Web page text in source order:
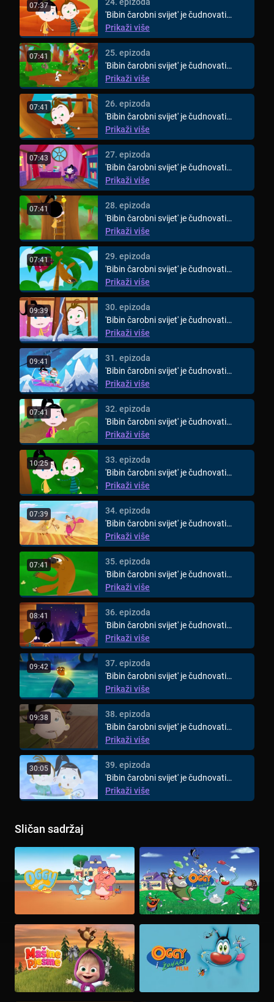
07:37
'Bibin čarobni svijet' je čudnovati
animirani svijet za djecu ...
Prikaži više
07:41
25. epizoda
'Bibin čarobni svijet' je čudnovati
animirani svijet za djecu ...
Prikaži više
07:41
26. epizoda
'Bibin čarobni svijet' je čudnovati
animirani svijet za djecu ...
Prikaži više
07:43
27. epizoda
'Bibin čarobni svijet' je čudnovati
animirani svijet za djecu ...
Prikaži više
07:41
28. epizoda
'Bibin čarobni svijet' je čudnovati
animirani svijet za djecu ...
Prikaži više
07:41
29. epizoda
'Bibin čarobni svijet' je čudnovati
animirani svijet za djecu ...
Prikaži više
09:39
30. epizoda
'Bibin čarobni svijet' je čudnovati
animirani svijet za djecu ...
Prikaži više
09:41
31. epizoda
'Bibin čarobni svijet' je čudnovati
animirani svijet za djecu ...
Prikaži više
07:41
32. epizoda
'Bibin čarobni svijet' je čudnovati
animirani svijet za djecu ...
Prikaži više
10:25
33. epizoda
'Bibin čarobni svijet' je čudnovati
animirani svijet za djecu ...
Prikaži više
07:39
34. epizoda
'Bibin čarobni svijet' je čudnovati
animirani svijet za djecu ...
Prikaži više
07:41
35. epizoda
'Bibin čarobni svijet' je čudnovati
animirani svijet za djecu ...
Prikaži više
08:41
36. epizoda
'Bibin čarobni svijet' je čudnovati
animirani svijet za djecu ...
Prikaži više
09:42
37. epizoda
'Bibin čarobni svijet' je čudnovati
animirani svijet za djecu ...
Prikaži više
09:38
38. epizoda
'Bibin čarobni svijet' je čudnovati
animirani svijet za djecu ...
Prikaži više
30:05
39. epizoda
'Bibin čarobni svijet' je čudnovati
animirani svijet za djecu ...
Prikaži više
Sličan sadržaj